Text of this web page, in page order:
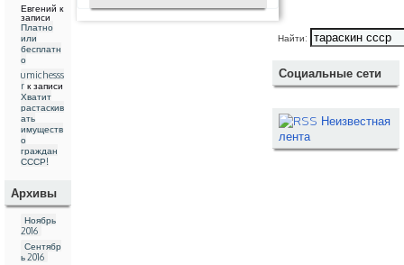
Евгений к
записи
Платно
или
бесплатн
о
umichesss
r к записи
Хватит
растаскив
ать
имуществ
о
граждан
СССР!
Архивы
Ноябрь
2016
Сентябр
ь 2016
Найти:
Социальные сети
Неизвестная
лента